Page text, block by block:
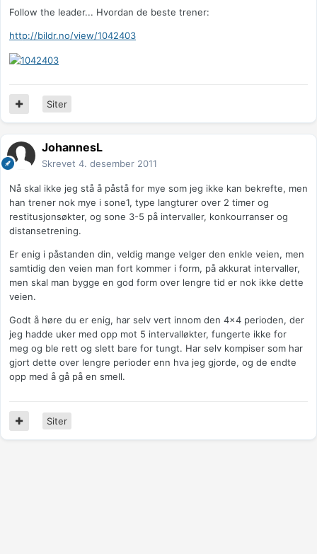
Follow the leader... Hvordan de beste trener:
http://bildr.no/view/1042403
Siter
JohannesL
Skrevet 4. desember 2011
Nå skal ikke jeg stå å påstå for mye som jeg ikke kan bekrefte, men
han trener nok mye i sone1, type langturer over 2 timer og
restitusjonsøkter, og sone 3-5 på intervaller, konkourranser og
distansetrening.
Er enig i påstanden din, veldig mange velger den enkle veien, men
samtidig den veien man fort kommer i form, på akkurat intervaller,
men skal man bygge en god form over lengre tid er nok ikke dette
veien.
Godt å høre du er enig, har selv vert innom den 4x4 perioden, der
jeg hadde uker med opp mot 5 intervalløkter, fungerte ikke for
meg og ble rett og slett bare for tungt. Har selv kompiser som har
gjort dette over lengre perioder enn hva jeg gjorde, og de endte
opp med å gå på en smell.
Siter